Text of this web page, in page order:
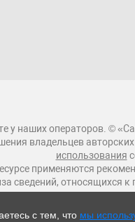
у наших операторов. ©
владельцев
использования
применяются
сведений, относящихся
с тем, что мы